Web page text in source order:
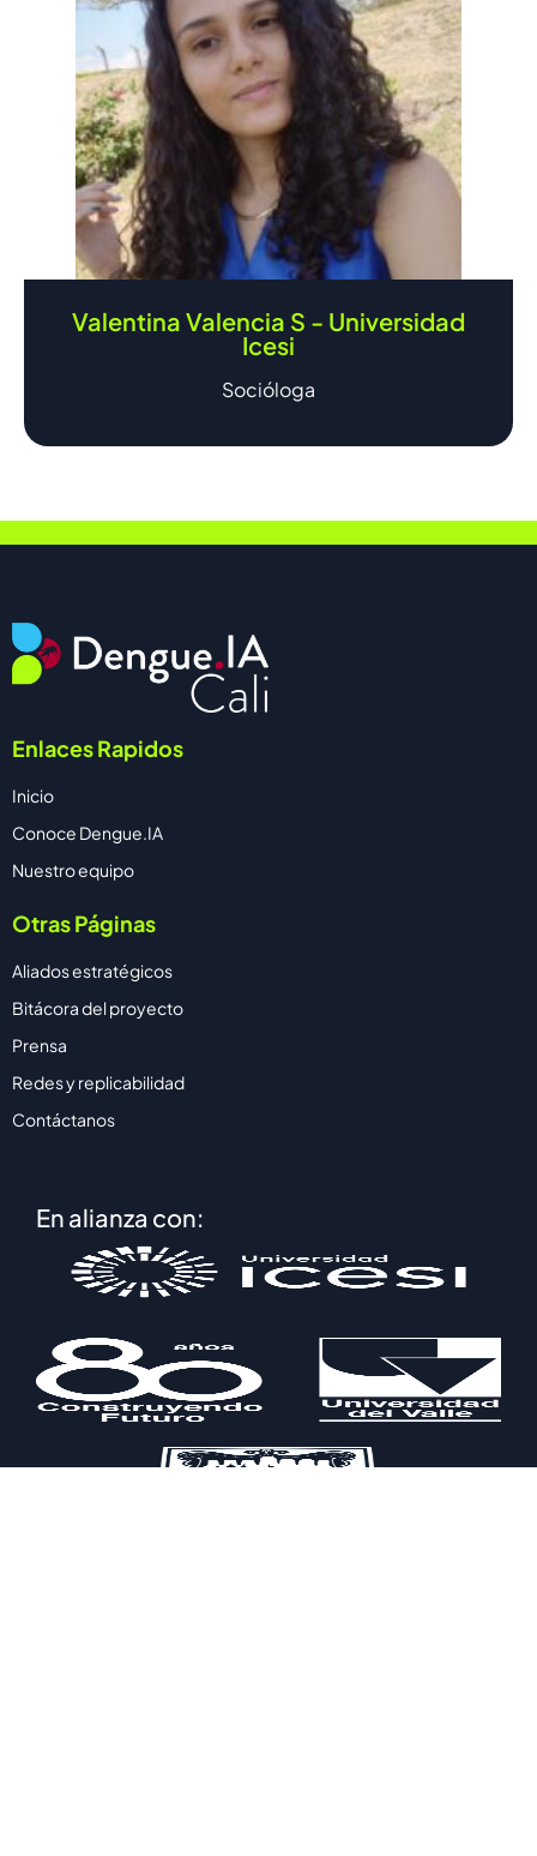
Valentina Valencia S - Universidad
Icesi
Socióloga
Enlaces Rapidos
Inicio
Conoce Dengue.IA
Nuestro equipo
Otras Páginas
Aliados estratégicos
Bitácora del proyecto
Prensa
Redes y replicabilidad
Contáctanos
En alianza con: